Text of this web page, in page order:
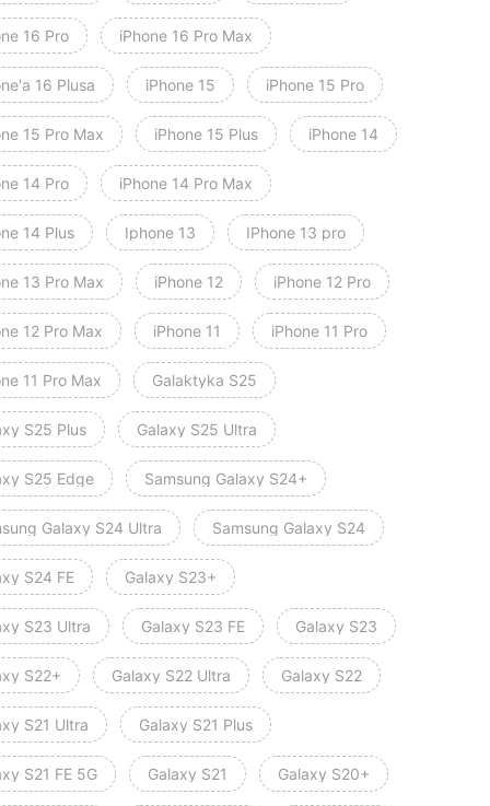
16 Pro iPhone 16 Pro Max
16 Plusa iPhone 15 iPhone 15 Pro
15 Pro Max iPhone 15 Plus iPhone 14
14 Pro iPhone 14 Pro Max
14 Plus Iphone 13 IPhone 13 pro
13 Pro Max iPhone 12 iPhone 12 Pro
12 Pro Max iPhone 11 iPhone 11 Pro
11 Pro Max Galaktyka S25
S25 Plus Galaxy S25 Ultra
S25 Edge Samsung Galaxy S24+
Galaxy S24 Ultra Samsung Galaxy S24
S24 FE Galaxy S23+
S23 Ultra Galaxy S23 FE Galaxy S23
S22+ Galaxy S22 Ultra Galaxy S22
S21 Ultra Galaxy S21 Plus
S21 FE 5G Galaxy S21 Galaxy S20+